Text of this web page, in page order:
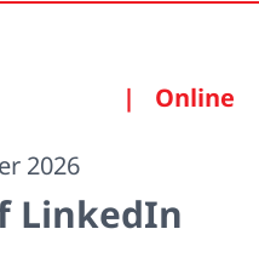
| Online
2026
LinkedIn